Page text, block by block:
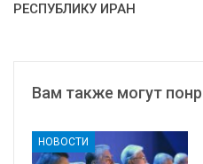
РЕСПУБЛИКУ ИРАН
Вам также могут
НОВОСТИ